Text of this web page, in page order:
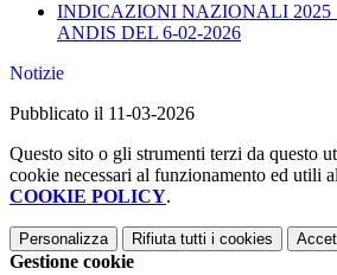
INDICAZIONI NAZIONALI
ANDIS DEL 6-02-2026
Notizie
Pubblicato il 11-03-2026
Questo sito o gli strumenti terzi da questo
cookie necessari al funzionamento ed utili
COOKIE POLICY.
Personalizza Rifiuta tutti i cookies
Gestione cookie